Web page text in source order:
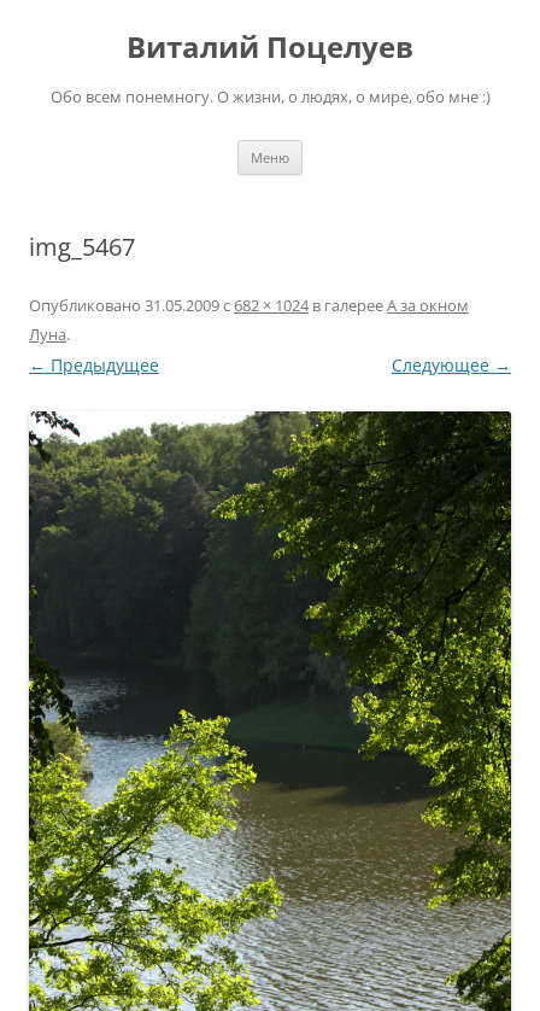
содержимомуВиталий Поцелуев
Обо всем понемногу. О жизни, о людях, о мире, обо мне :)
Меню
img_5467
Опубликовано 31.05.2009с682 × 1024в галерееА за окном
Луна.
← Предыдущее Следующее →